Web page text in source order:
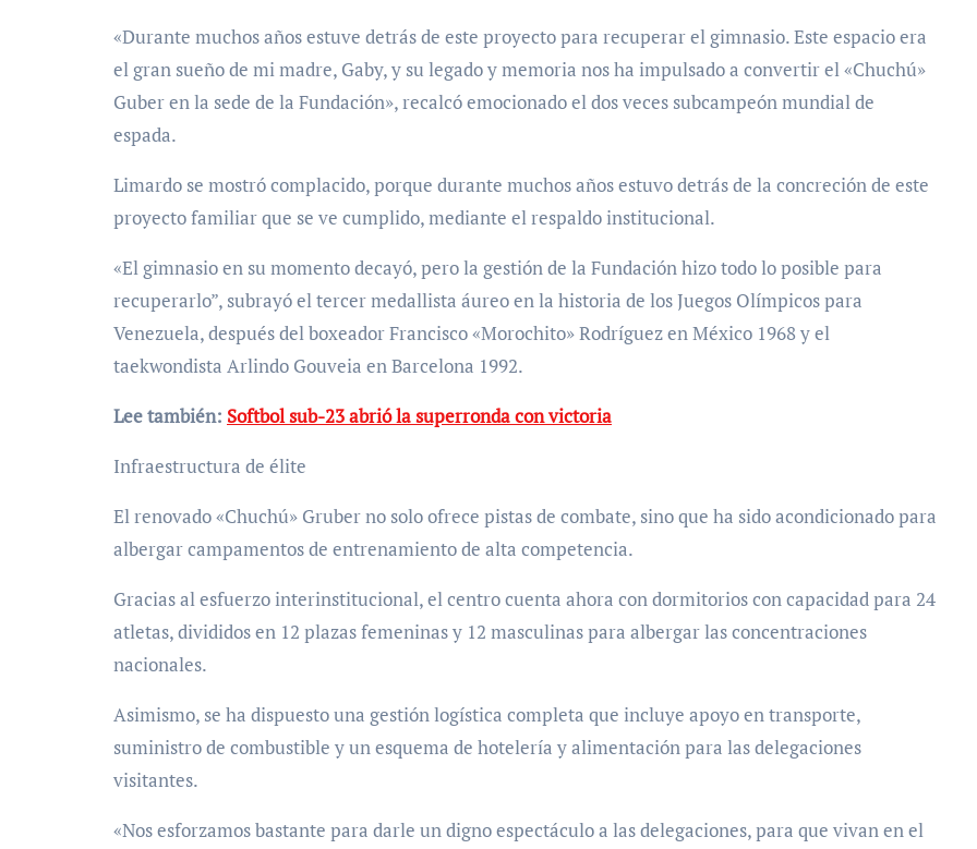
«Durante muchos años estuve detrás de este proyecto para recuperar el gimnasio. Este espacio era
el gran sueño de mi madre, Gaby, y su legado y memoria nos ha impulsado a convertir el «Chuchú»
Guber en la sede de la Fundación», recalcó emocionado el dos veces subcampeón mundial de
espada.
Limardo se mostró complacido, porque durante muchos años estuvo detrás de la concreción de este
proyecto familiar que se ve cumplido, mediante el respaldo institucional.
«El gimnasio en su momento decayó, pero la gestión de la Fundación hizo todo lo posible para
recuperarlo”, subrayó el tercer medallista áureo en la historia de los Juegos Olímpicos para
Venezuela, después del boxeador Francisco «Morochito» Rodríguez en México 1968 y el
taekwondista Arlindo Gouveia en Barcelona 1992.
Lee también: Softbol sub-23 abrió la superronda con victoria
Infraestructura de élite
El renovado «Chuchú» Gruber no solo ofrece pistas de combate, sino que ha sido acondicionado para
albergar campamentos de entrenamiento de alta competencia.
Gracias al esfuerzo interinstitucional, el centro cuenta ahora con dormitorios con capacidad para 24
atletas, divididos en 12 plazas femeninas y 12 masculinas para albergar las concentraciones
nacionales.
Asimismo, se ha dispuesto una gestión logística completa que incluye apoyo en transporte,
suministro de combustible y un esquema de hotelería y alimentación para las delegaciones
visitantes.
«Nos esforzamos bastante para darle un digno espectáculo a las delegaciones, para que vivan en el